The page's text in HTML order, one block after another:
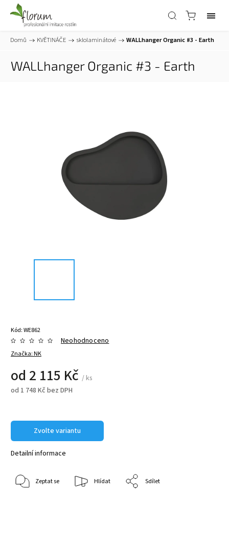
Domů / KVĚTINÁČE / sklolaminátové / WALLhanger Organic #3 - Earth
WALLhanger Organic #3 - Earth
Kód:WE862
Značka:NK
Neohodnoceno
od 2 115 Kč / ks
od 1 748 Kč bez DPH
Zvolte variantu
Detailní informace
Zeptat se Hlídat Sdílet